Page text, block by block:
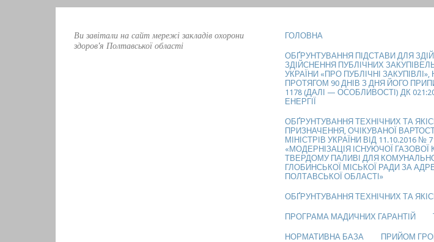
ГОЛОВНА
ОБҐРУНТУВАННЯ ПІДСТАВИ ДЛЯ
ЗДІЙСНЕННЯ ПУБЛІЧНИХ
УКРАЇНИ «ПРО ПУБЛІЧНІ
ПРОТЯГОМ 90 ДНІВ З ДНЯ ЙОГО
1178 (ДАЛІ — ОСОБЛИВОСТІ) ДК
ЕНЕРГІЇ
ОБҐРУНТУВАННЯ ТЕХНІЧНИХ ТА
ПРИЗНАЧЕННЯ, ОЧІКУВАНОЇ
МІНІСТРІВ УКРАЇНИ ВІД
«МОДЕРНІЗАЦІЯ ІСНУЮЧОЇ
ТВЕРДОМУ ПАЛИВІ ДЛЯ
ГЛОБИНСЬКОЇ МІСЬКОЇ РАДИ ЗА
ПОЛТАВСЬКОЇ ОБЛАСТІ»
ОБҐРУНТУВАННЯ ТЕХНІЧНИХ ТА
ПРОГРАМА МАДИЧНИХ ГАРАНТІЙ
НОРМАТИВНА БАЗА ПРИЙОМ
Ви завітали на сайт мережі закладів охорони
здоров'я Полтавської області